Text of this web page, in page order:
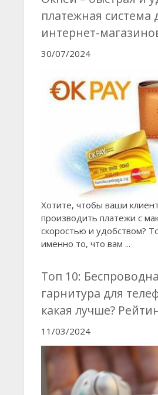
платежная система
интернет-
30/07/2024
Хотите, чтобы ваши
производить платежи с
скоростью и удобством?
именно то, что вам ...
Топ 10:
гарнитура для
какая лучше?
11/03/2024